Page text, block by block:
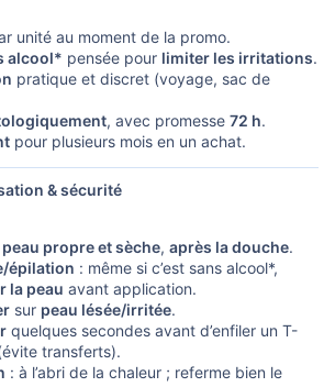
unité au moment de la promo.
alcool* pensée pour limiter les irritations.
pratique et discret (voyage, sac de
, avec promesse 72 h.
pour plusieurs mois en un achat.
& sécurité
peau propre et sèche, après la douche.
épilation : même si c’est sans alcool*,
la peau avant application.
sur peau lésée/irritée.
quelques secondes avant d’enfiler un T-
transferts).
: à l’abri de la chaleur ; referme bien le